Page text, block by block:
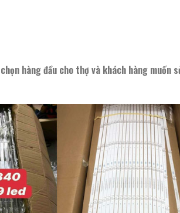
hàng đầu cho thợ và khách hàng muốn